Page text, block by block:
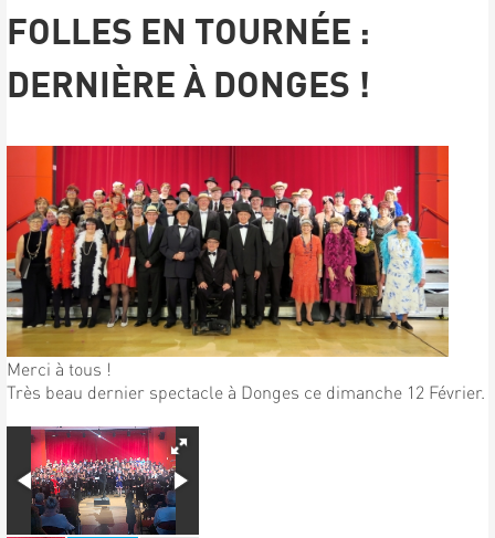
FOLLES EN TOURNÉE :
DERNIÈRE À DONGES !
Merci à tous !
Très beau dernier spectacle à Donges ce dimanche 12 Février.